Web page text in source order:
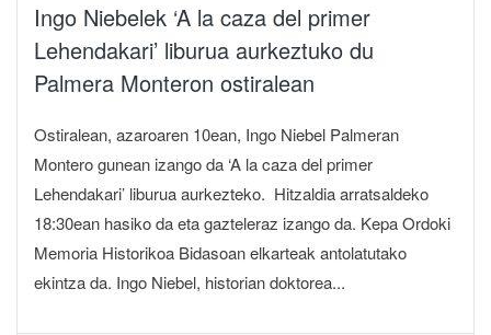
Ingo Niebelek ‘A la caza del primer
Lehendakari’ liburua aurkeztuko du
Palmera Monteron ostiralean
Ostiralean, azaroaren 10ean, Ingo Niebel Palmeran
Montero gunean izango da ‘A la caza del primer
Lehendakari’ liburua aurkezteko. Hitzaldia arratsaldeko
18:30ean hasiko da eta gazteleraz izango da. Kepa Ordoki
Memoria Historikoa Bidasoan elkarteak antolatutako
ekintza da. Ingo Niebel, historian doktorea...